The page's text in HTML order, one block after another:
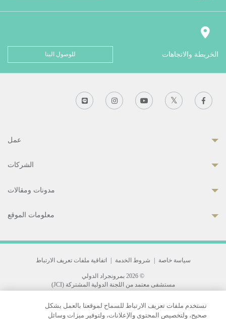
الخريطة والاتجاهات للوصول الينا
عمل
الشركات
مدونات ومقالات
معلومات الموقع
سياسة خاصة شروط الخدمة اتفاقية ملفات تعريف الارتباط
© 2026 بمرونجراد الدولي
مستشفى معتمد من اللجنة الدولية المشتركة (JCI)
33 Sukhumvit 3, Wattana, Bangkok 10110 Thailand.
All rights reserved.
نستخدم ملفات تعريف الارتباط للسماح لموقعنا بالعمل بشكل
صحيح، ولتخصيص المحتوى والإعلانات، ولتوفير ميزات وسائل